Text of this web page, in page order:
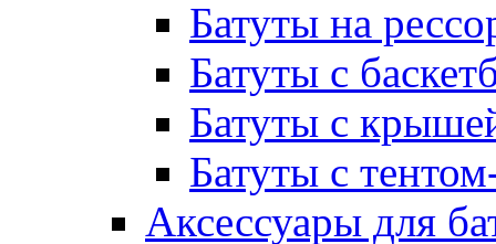
Батуты на
Батуты с
Батуты с
Батуты с
Аксессуары для